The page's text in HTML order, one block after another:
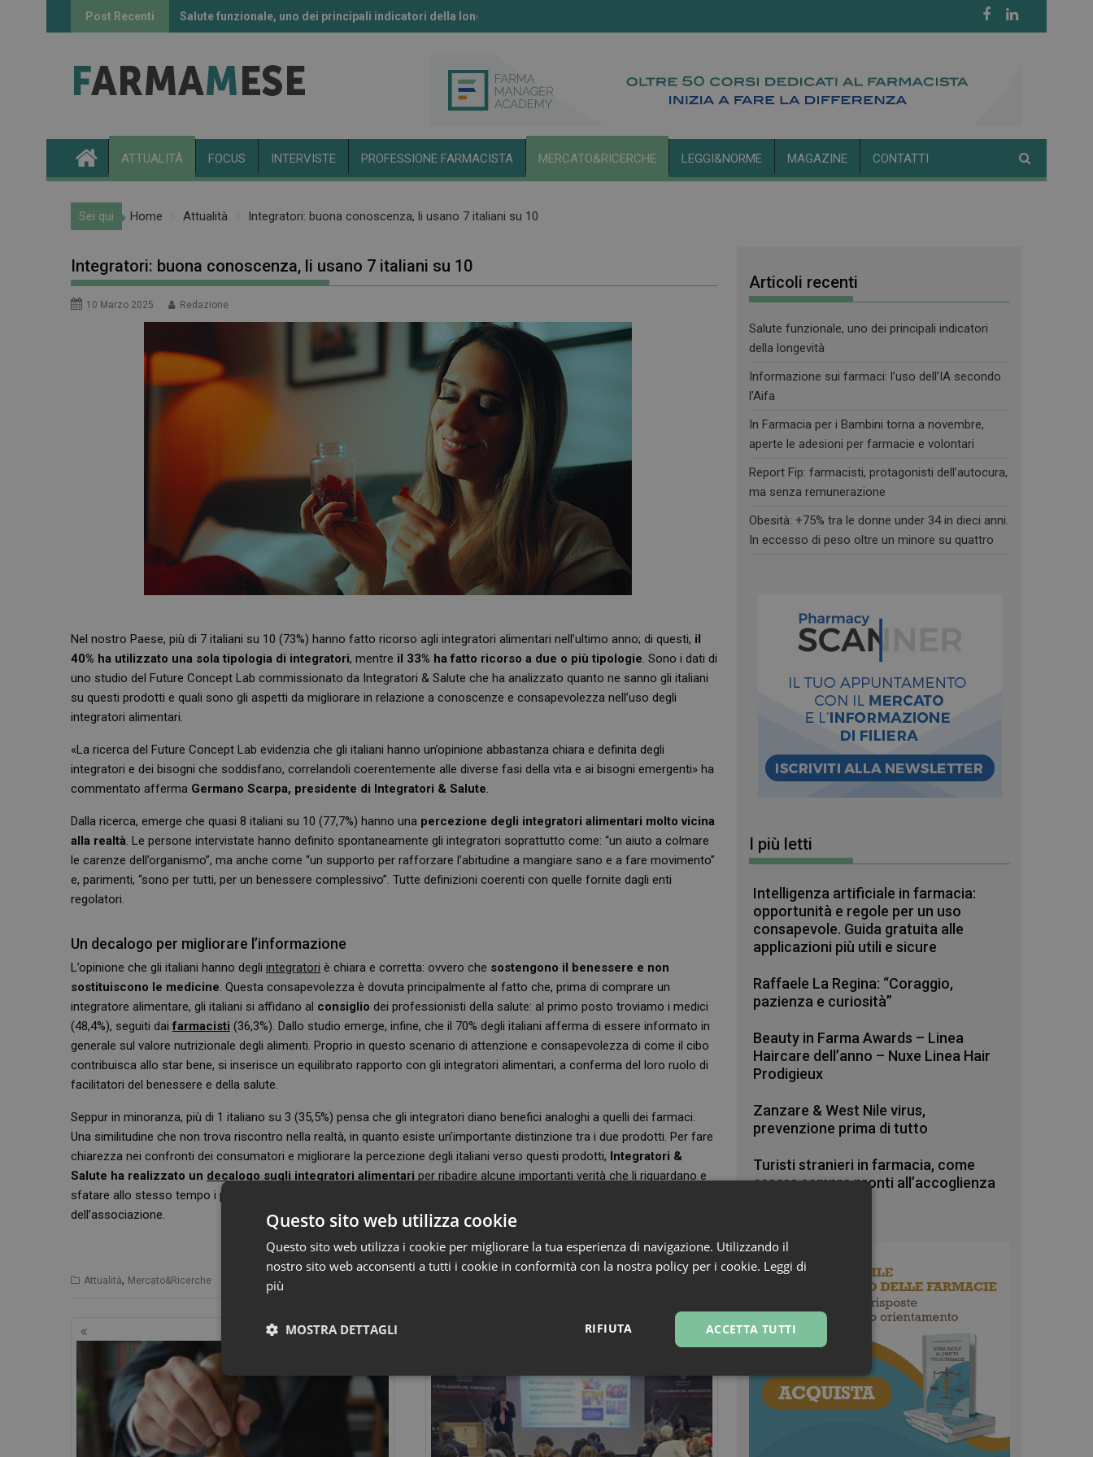
Post Recenti Salute funzionale, uno dei principali indicatori della longevità
Informazione sui farmaci: l’uso dell’IA secondo l’Aifa
ATTUALITÀ FOCUS INTERVISTE PROFESSIONE FARMACISTA MERCATO&RICERCHE LEGGI&NORME MAGAZINE CONTATTI
Sei qui Home Attualità Integratori: buona conoscenza, li usano 7 italiani su 10
Integratori: buona conoscenza, li usano 7 italiani su 10
10 Marzo 2025 Redazione
Nel nostro Paese, più di 7 italiani su 10 (73%) hanno fatto ricorso agli integratori alimentari nell’ultimo anno; di questi, il
40% ha utilizzato una sola tipologia di integratori, mentre il 33% ha fatto ricorso a due o più tipologie. Sono i dati di
uno studio del Future Concept Lab commissionato da Integratori & Salute che ha analizzato quanto ne sanno gli italiani
su questi prodotti e quali sono gli aspetti da migliorare in relazione a conoscenze e consapevolezza nell’uso degli
integratori alimentari.
«La ricerca del Future Concept Lab evidenzia che gli italiani hanno un’opinione abbastanza chiara e definita degli
integratori e dei bisogni che soddisfano, correlandoli coerentemente alle diverse fasi della vita e ai bisogni emergenti» ha
commentato afferma Germano Scarpa, presidente di Integratori & Salute.
Dalla ricerca, emerge che quasi 8 italiani su 10 (77,7%) hanno una percezione degli integratori alimentari molto vicina
alla realtà. Le persone intervistate hanno definito spontaneamente gli integratori soprattutto come: “un aiuto a colmare
le carenze dell’organismo”, ma anche come “un supporto per rafforzare l’abitudine a mangiare sano e a fare movimento”
e, parimenti, “sono per tutti, per un benessere complessivo”. Tutte definizioni coerenti con quelle fornite dagli enti
regolatori.
Un decalogo per migliorare l’informazione
L’opinione che gli italiani hanno degli integratori è chiara e corretta: ovvero che sostengono il benessere e non
sostituiscono le medicine. Questa consapevolezza è dovuta principalmente al fatto che, prima di comprare un
integratore alimentare, gli italiani si affidano al consiglio dei professionisti della salute: al primo posto troviamo i medici
(48,4%), seguiti daifarmacisti (36,3%). Dallo studio emerge, infine, che il 70% degli italiani afferma di essere informato in
generale sul valore nutrizionale degli alimenti. Proprio in questo scenario di attenzione e consapevolezza di come il cibo
contribuisca allo star bene, si inserisce un equilibrato rapporto con gli integratori alimentari, a conferma del loro ruolo di
facilitatori del benessere e della salute.
Seppur in minoranza, più di 1 italiano su 3 (35,5%) pensa che gli integratori diano benefici analoghi a quelli dei farmaci.
Una similitudine che non trova riscontro nella realtà, in quanto esiste un’importante distinzione tra i due prodotti. Per fare
chiarezza nei confronti dei consumatori e migliorare la percezione degli italiani verso questi prodotti, Integratori &
Salute ha realizzato un decalogo sugli integratori alimentari per ribadire alcune importanti verità che li riguardano e
sfatare allo stesso tempo i più diffusi luoghi comuni. Il contenuto sarà disponibile sul
dell’associazione.
Attualità, Mercato&Ricerche Future Concept Lab
Navigazione
articoli
Articoli recenti
Salute funzionale, uno dei principali indicatori
della longevità
Informazione sui farmaci: l’uso dell’IA secondo
l’Aifa
In Farmacia per i Bambini torna a novembre,
aperte le adesioni per farmacie e volontari
Report Fip: farmacisti, protagonisti dell’autocura,
ma senza remunerazione
Obesità: +75% tra le donne under 34 in dieci anni.
In eccesso di peso oltre un minore su quattro
I più letti
Intelligenza artificiale in farmacia:
opportunità e regole per un uso
consapevole. Guida gratuita alle
applicazioni più utili e sicure
Raffaele La Regina: “Coraggio,
pazienza e curiosità”
Beauty in Farma Awards – Linea
Haircare dell’anno – Nuxe Linea Hair
Prodigieux
Zanzare & West Nile virus,
prevenzione prima di tutto
Turisti stranieri in farmacia, come
essere sempre pronti all’accoglienza
Questo sito web utilizza cookie
Questo sito web utilizza i cookie per migliorare la tua esperienza di navigazione. Utilizzando il
nostro sito web acconsenti a tutti i cookie in conformità con la nostra policy per i cookie. Leggi di
più
ACCETTA TUTTI
RIFIUTA
MOSTRA DETTAGLI
Necessari Marketing Non classificati